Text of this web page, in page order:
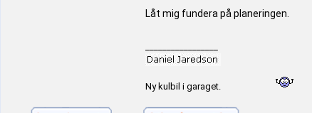
Låt mig fundera på planeringen.
Ny kulbil i garaget.